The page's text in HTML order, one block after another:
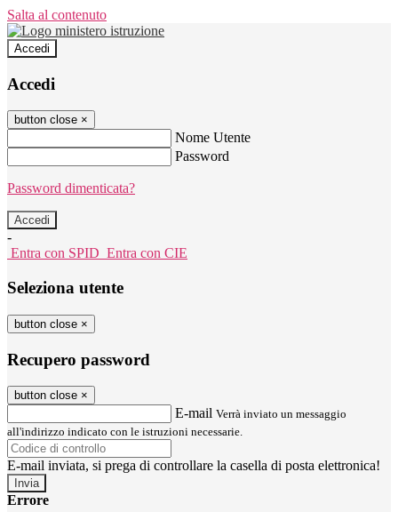
Salta al contenuto
Accedi
Accedi
button close ×
Nome Utente
Password
Password dimenticata?
-
Entra con SPID Entra con CIE
Seleziona utente
button close ×
Recupero password
button close ×
E-mail Verrà inviato un messaggio
all'indirizzo indicato con le istruzioni necessarie.
E-mail inviata, si prega di controllare la casella di posta elettronica!
Errore